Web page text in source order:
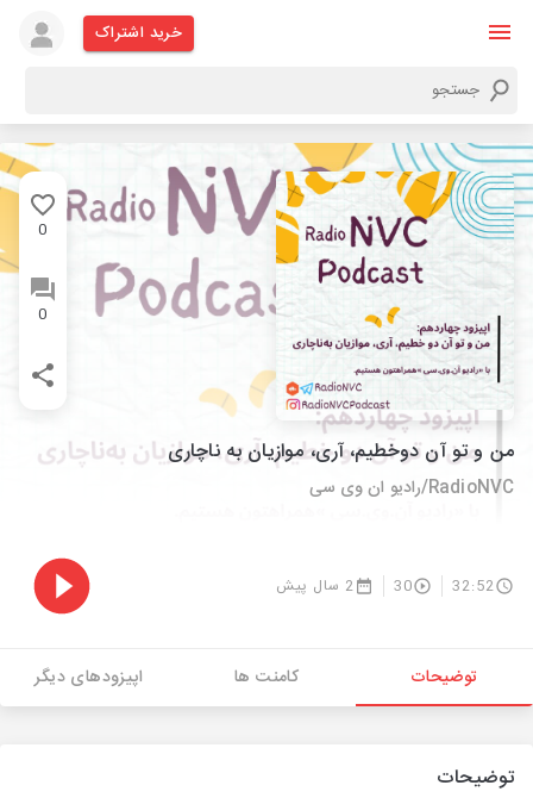
خرید اشتراک
0
0
من و تو آن دوخطیم، آری، موازیان به ناچاری
RadioNVC/رادیو ان وی سی
32:52
30 2 سال پیش
توضیحات کامنت ها اپیزودهای دیگر
توضیحات